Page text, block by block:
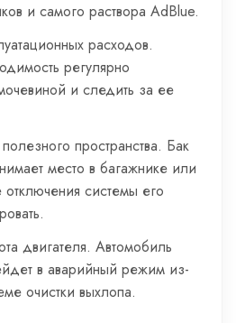
и самого раствора AdBlue.
расходов.
регулярно
и следить за ее
пространства. Бак
место в багажнике или
системы его
двигателя. Автомобиль
в аварийный режим из-
очистки выхлопа.